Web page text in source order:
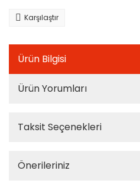
Karşılaştır
Ürün Bilgisi
Ürün Yorumları
Taksit Seçenekleri
Önerileriniz